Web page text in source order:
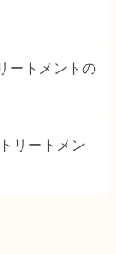
ートメントの
リートメン